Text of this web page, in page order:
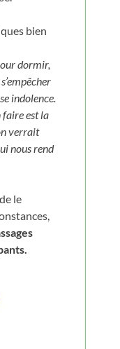
bien
dormir,
indolence.
faire est la
verrait
nous rend
de le